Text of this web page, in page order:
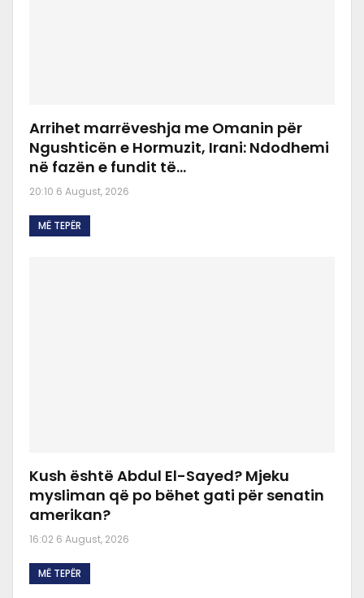
Arrihet marrëveshja me Omanin për
Ngushticën e Hormuzit, Irani: Ndodhemi
në fazën e fundit të…
20:10 6 August, 2026
MË TEPËR
Kush është Abdul El-Sayed? Mjeku
mysliman që po bëhet gati për senatin
amerikan?
16:02 6 August, 2026
MË TEPËR